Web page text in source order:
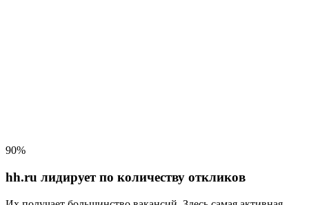
90%
hh.ru лидирует по количеству откликов